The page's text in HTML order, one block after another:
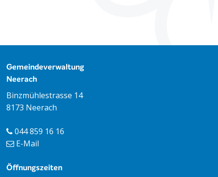
Footer
Gemeindeverwaltung
Neerach
Binzmühlestrasse 14
8173 Neerach
044 859 16 16
E-Mail
Öffnungszeiten